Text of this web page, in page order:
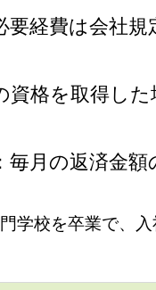
要経費は会社
資格を取得し
毎月の返済金額
学校を卒業で、